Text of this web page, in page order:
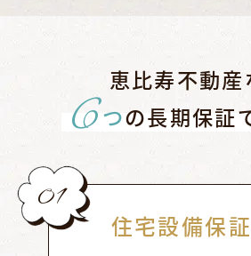
恵比寿不動産
6つの長期保証
01
住宅設備保